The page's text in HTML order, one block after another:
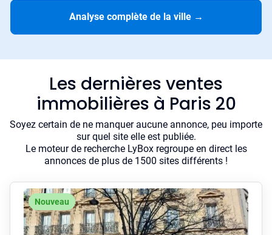
Analyse complète de la ville →
Les dernières ventes
immobilières à Paris 20
Soyez certain de ne manquer aucune annonce, peu importe
sur quel site elle est publiée.
Le moteur de recherche LyBox regroupe en direct les
annonces de plus de 1500 sites différents !
Nouveau